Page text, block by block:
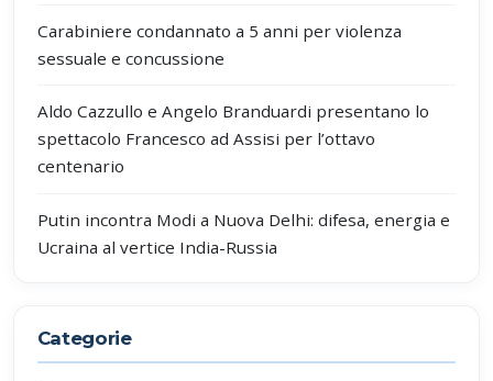
Carabiniere condannato a 5 anni per violenza
sessuale e concussione
Aldo Cazzullo e Angelo Branduardi presentano lo
spettacolo Francesco ad Assisi per l’ottavo
centenario
Putin incontra Modi a Nuova Delhi: difesa, energia e
Ucraina al vertice India-Russia
Categorie